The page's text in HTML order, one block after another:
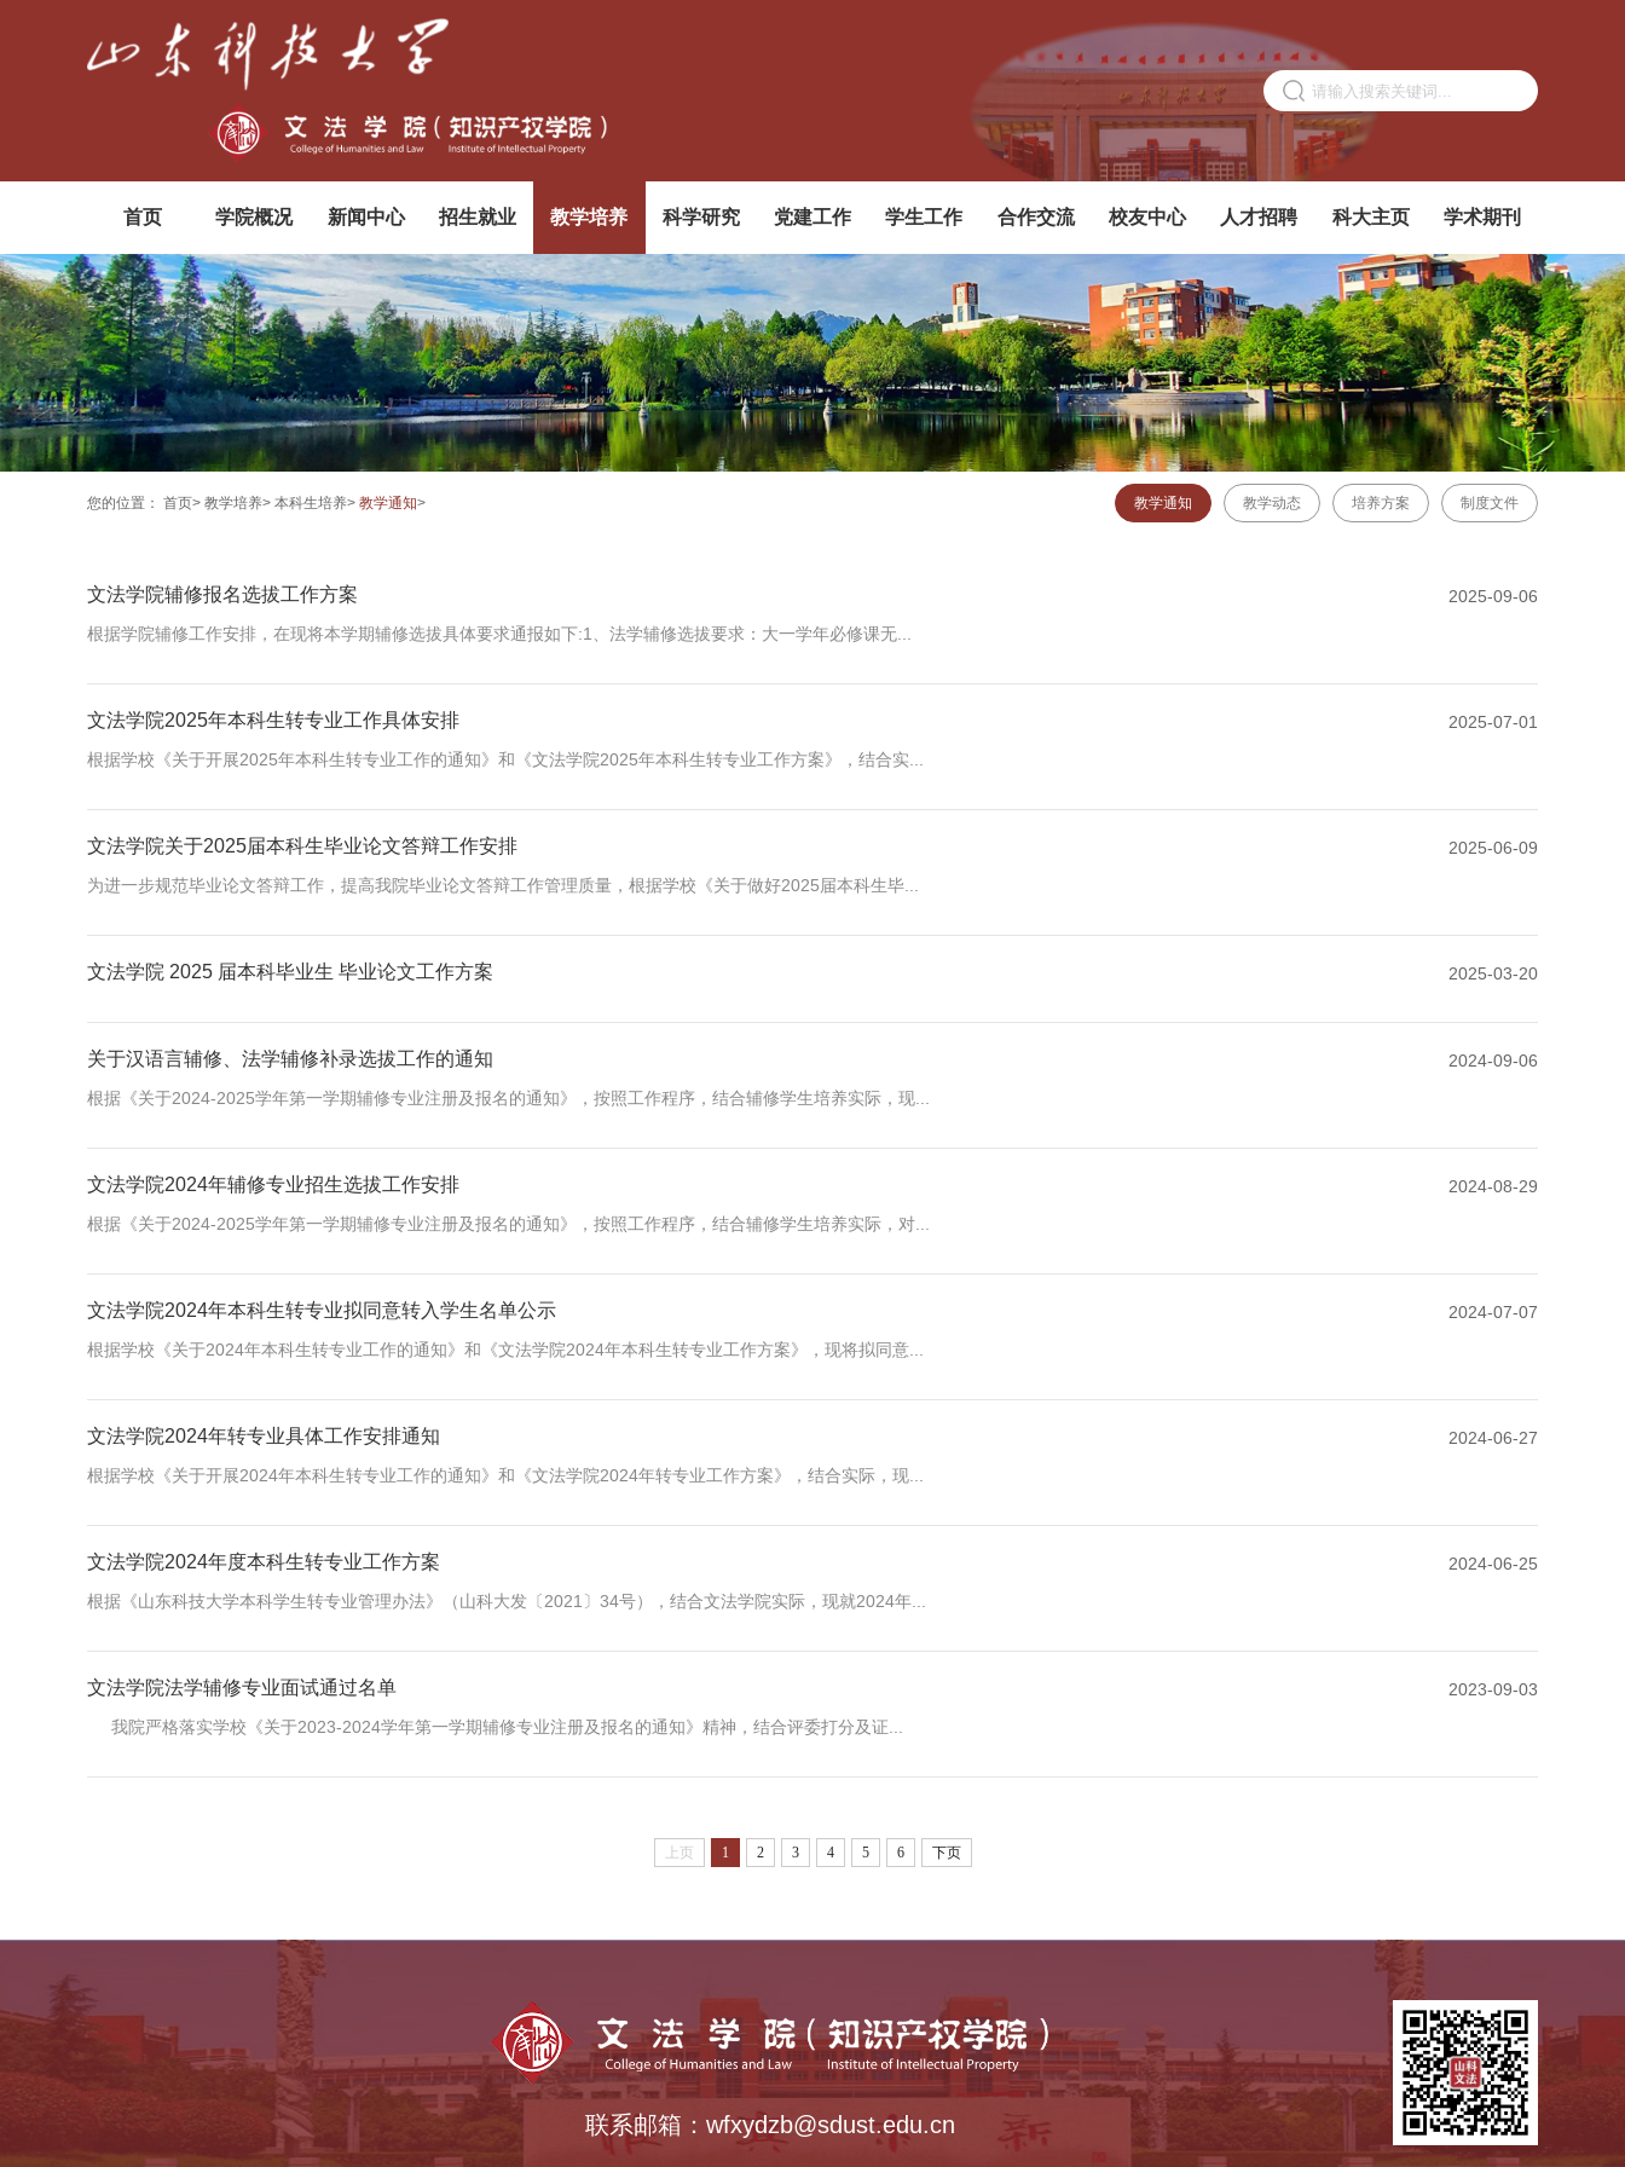
首页 学院概况 新闻中心 招生就业 教学培养 科学研究 党建工作 学生工作 合作交流 校友中心 人才招聘 科大主页 学术期刊
您的位置： 首页> 教学培养> 本科生培养> 教学通知> 教学通知 教学动态 培养方案 制度文件
文法学院辅修报名选拔工作方案
2025-09-06
根据学院辅修工作安排，在现将本学期辅修选拔具体要求通报如下:1、法学辅修选拔要求：大一学年必修课无...
文法学院2025年本科生转专业工作具体安排
2025-07-01
根据学校《关于开展2025年本科生转专业工作的通知》和《文法学院2025年本科生转专业工作方案》，结合实...
文法学院关于2025届本科生毕业论文答辩工作安排
2025-06-09
为进一步规范毕业论文答辩工作，提高我院毕业论文答辩工作管理质量，根据学校《关于做好2025届本科生毕...
文法学院 2025 届本科毕业生 毕业论文工作方案 2025-03-20
关于汉语言辅修、法学辅修补录选拔工作的通知
2024-09-06
根据《关于2024-2025学年第一学期辅修专业注册及报名的通知》，按照工作程序，结合辅修学生培养实际，现...
文法学院2024年辅修专业招生选拔工作安排
2024-08-29
根据《关于2024-2025学年第一学期辅修专业注册及报名的通知》，按照工作程序，结合辅修学生培养实际，对...
文法学院2024年本科生转专业拟同意转入学生名单公示
2024-07-07
根据学校《关于2024年本科生转专业工作的通知》和《文法学院2024年本科生转专业工作方案》，现将拟同意...
文法学院2024年转专业具体工作安排通知
2024-06-27
根据学校《关于开展2024年本科生转专业工作的通知》和《文法学院2024年转专业工作方案》，结合实际，现...
文法学院2024年度本科生转专业工作方案
2024-06-25
根据《山东科技大学本科学生转专业管理办法》（山科大发〔2021〕34号），结合文法学院实际，现就2024年...
文法学院法学辅修专业面试通过名单
2023-09-03
我院严格落实学校《关于2023-2024学年第一学期辅修专业注册及报名的通知》精神，结合评委打分及证...
上页 1 2 3 4 5 6 下页
外语言交流合作中心
国法律硕士教指委
联系邮箱：wfxydzb@sdust.edu.cn